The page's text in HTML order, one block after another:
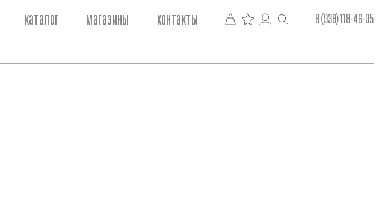
каталог магазины контакты 8 (938) 118-46-05